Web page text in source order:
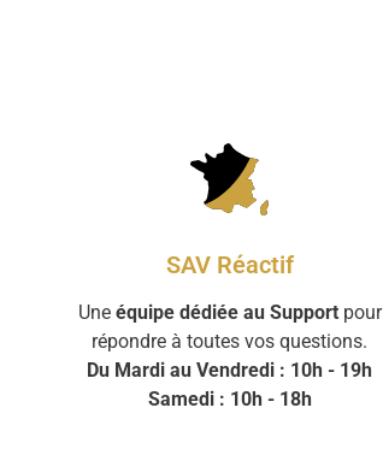
SAV Réactif
Une équipe dédiée au Supportpour
répondre à toutes vos questions.
Du Mardi au Vendredi : 10h - 19h
Samedi : 10h - 18h